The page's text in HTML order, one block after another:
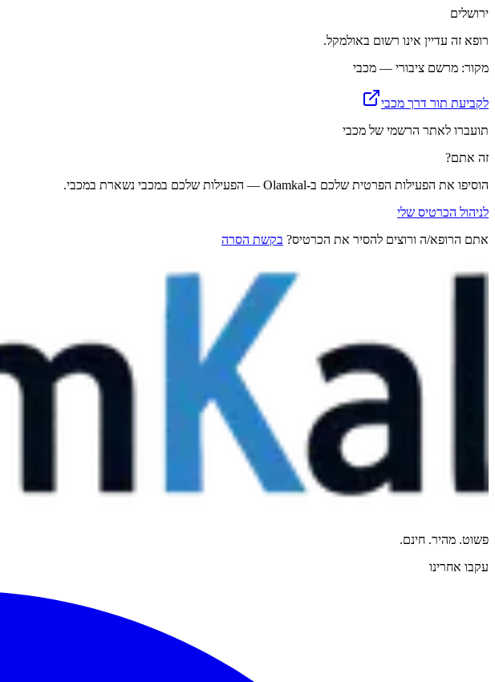
ירושלים
רופא זה עדיין אינו רשום באולמקל.
מקור: מרשם ציבורי — מכבי
לקביעת תור דרך מכבי
תועברו לאתר הרשמי של מכבי
זה אתם?
הוסיפו את הפעילות הפרטית שלכם ב-Olamkal — הפעילות שלכם במכבי נשארת במכבי.
לניהול הכרטיס שלי
אתם הרופא/ה ורוצים להסיר את הכרטיס? בקשת הסרה
פשוט. מהיר. חינם.
עקבו אחרינו